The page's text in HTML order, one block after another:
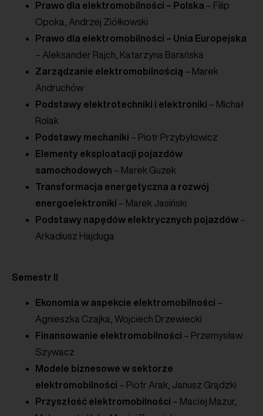
Prawo dla elektromobilności – Polska – Filip
Opoka, Andrzej Ziółkowski
Prawo dla elektromobilności – Unia Europejska
– Aleksander Rajch, Katarzyna Barańska
Zarządzanie elektromobilnością – Marek
Andruchów
Podstawy elektrotechniki i elektroniki – Michał
Rolak
Podstawy mechaniki – Piotr Przybyłowicz
Elementy eksploatacji pojazdów
samochodowych – Marek Guzek
Transformacja energetyczna a rozwój
energoelektroniki – Marek Jasiński
Podstawy napędów elektrycznych pojazdów –
Arkadiusz Hajduga
Semestr II
Ekonomia w aspekcie elektromobilności –
Agnieszka Czajka, Wojciech Drzewiecki
Finansowanie elektromobilności – Przemysław
Szywacz
Modele biznesowe w sektorze
elektromobilności – Piotr Arak, Janusz Grądzki
Przyszłość elektromobilności – Maciej Mazur,